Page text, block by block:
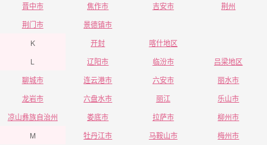
晋中市
焦作市 吉安市
荆州
荆门市
景德镇市
K
开封
喀什地区
L
辽阳市 临汾市
吕梁地区
聊城市
连云港市 六安市
丽水市
龙岩市
六盘水市 丽江
乐山市
凉山彝族自治州
娄底市 拉萨市
柳州市
M
牡丹江市 马鞍山市
梅州市